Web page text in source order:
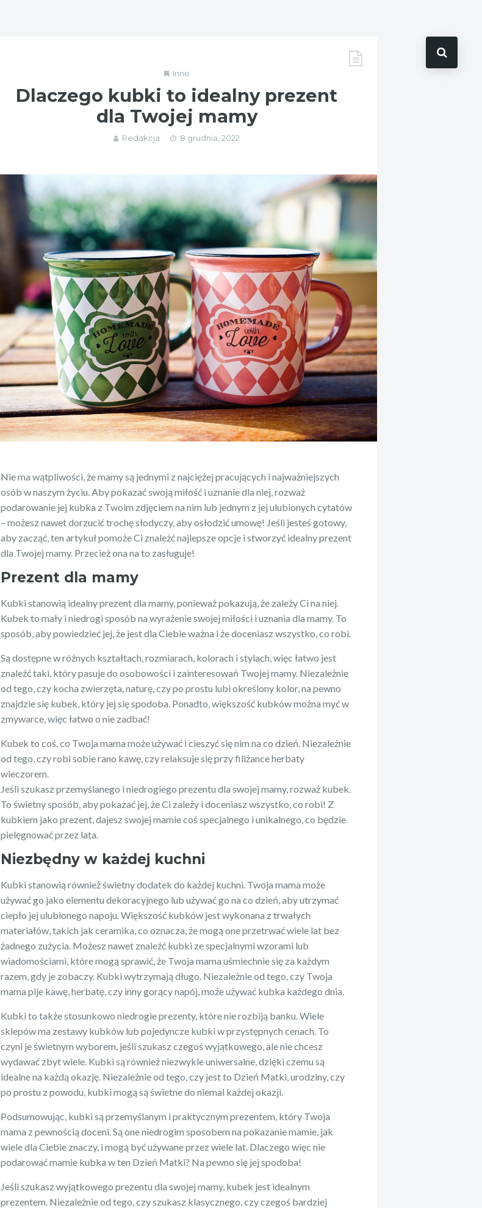
Inne
Dlaczego kubki to idealny prezent
dla Twojej mamy
Redakcja 8 grudnia, 2022
Nie ma wątpliwości, że mamy są jednymi z najciężej pracujących i najważniejszych
osób w naszym życiu. Aby pokazać swoją miłość i uznanie dla niej, rozważ
podarowanie jej kubka z Twoim zdjęciem na nim lub jednym z jej ulubionych cytatów
– możesz nawet dorzucić trochę słodyczy, aby osłodzić umowę! Jeśli jesteś gotowy,
aby zacząć, ten artykuł pomoże Ci znaleźć najlepsze opcje i stworzyć idealny prezent
dla Twojej mamy. Przecież ona na to zasługuje!
Prezent dla mamy
Kubki stanowią idealny prezent dla mamy, ponieważ pokazują, że zależy Ci na niej.
Kubek to mały i niedrogi sposób na wyrażenie swojej miłości i uznania dla mamy. To
sposób, aby powiedzieć jej, że jest dla Ciebie ważna i że doceniasz wszystko, co robi.
Są dostępne w różnych kształtach, rozmiarach, kolorach i stylach, więc łatwo jest
znaleźć taki, który pasuje do osobowości i zainteresowań Twojej mamy. Niezależnie
od tego, czy kocha zwierzęta, naturę, czy po prostu lubi określony kolor, na pewno
znajdzie się kubek, który jej się spodoba. Ponadto, większość kubków można myć w
zmywarce, więc łatwo o nie zadbać!
Kubek to coś, co Twoja mama może używać i cieszyć się nim na co dzień. Niezależnie
od tego, czy robi sobie rano kawę, czy relaksuje się przy filiżance herbaty
wieczorem.
Jeśli szukasz przemyślanego i niedrogiego prezentu dla swojej mamy, rozważ kubek.
To świetny sposób, aby pokazać jej, że Ci zależy i doceniasz wszystko, co robi! Z
kubkiem jako prezent, dajesz swojej mamie coś specjalnego i unikalnego, co będzie
pielęgnować przez lata.
Niezbędny w każdej kuchni
Kubki stanowią również świetny dodatek do każdej kuchni. Twoja mama może
używać go jako elementu dekoracyjnego lub używać go na co dzień, aby utrzymać
ciepło jej ulubionego napoju. Większość kubków jest wykonana z trwałych
materiałów, takich jak ceramika, co oznacza, że mogą one przetrwać wiele lat bez
żadnego zużycia. Możesz nawet znaleźć kubki ze specjalnymi wzorami lub
wiadomościami, które mogą sprawić, że Twoja mama uśmiechnie się za każdym
razem, gdy je zobaczy. Kubki wytrzymają długo. Niezależnie od tego, czy Twoja
mama pije kawę, herbatę, czy inny gorący napój, może używać kubka każdego dnia.
Kubki to także stosunkowo niedrogie prezenty, które nie rozbiją banku. Wiele
sklepów ma zestawy kubków lub pojedyncze kubki w przystępnych cenach. To
czyni je świetnym wyborem, jeśli szukasz czegoś wyjątkowego, ale nie chcesz
wydawać zbyt wiele. Kubki są również niezwykle uniwersalne, dzięki czemu są
idealne na każdą okazję. Niezależnie od tego, czy jest to Dzień Matki, urodziny, czy
po prostu z powodu, kubki mogą są świetne do niemal każdej okazji.
Podsumowując, kubki są przemyślanym i praktycznym prezentem, który Twoja
mama z pewnością doceni. Są one niedrogim sposobem na pokazanie mamie, jak
wiele dla Ciebie znaczy, i mogą być używane przez wiele lat. Dlaczego więc nie
podarować mamie kubka w ten Dzień Matki? Na pewno się jej spodoba!
Jeśli szukasz wyjątkowego prezentu dla swojej mamy, kubek jest idealnym
prezentem. Niezależnie od tego, czy szukasz klasycznego, czy czegoś bardziej